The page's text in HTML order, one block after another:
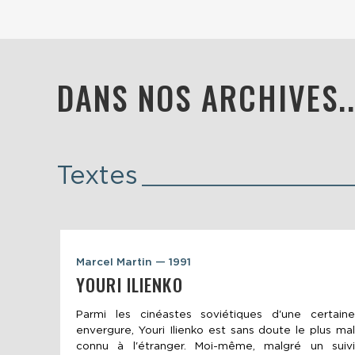
DANS NOS
Textes
Marcel Martin — 1991
YOURI ILIENKO
Parmi les cinéastes soviétiques d'une certaine
envergure, Youri Ilienko est sans doute le plus mal
connu à l'étranger. Moi-même, malgré un suivi